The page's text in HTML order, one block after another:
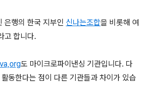
은행의 한국 지부인 신나는조합을 비롯해 여
고 합니다.
도 마이크로파이낸싱 기관입니다. 다
동한다는 점이 다른 기관들과 차이가 있습